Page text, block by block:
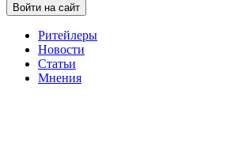
Войти на сайт
Ритейлеры
Новости
Статьи
Мнения